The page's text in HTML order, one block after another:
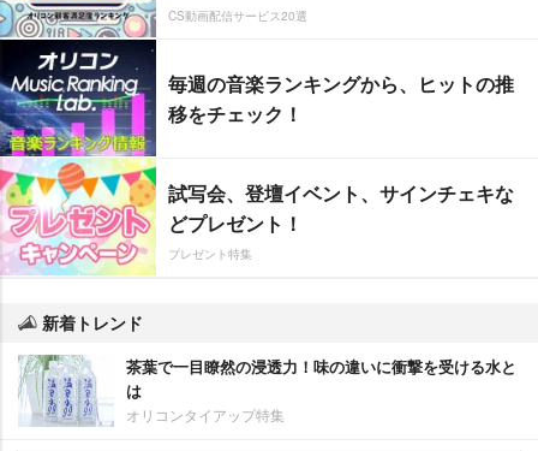
CS動画配信サービス20選
毎週の音楽ランキングから、ヒットの推
移をチェック！
試写会、登壇イベント、サインチェキな
どプレゼント！
プレゼント特集
新着トレンド
茶葉で一目瞭然の浸透力！味の違いに衝撃を受ける水と
は
オリコンタイアップ特集